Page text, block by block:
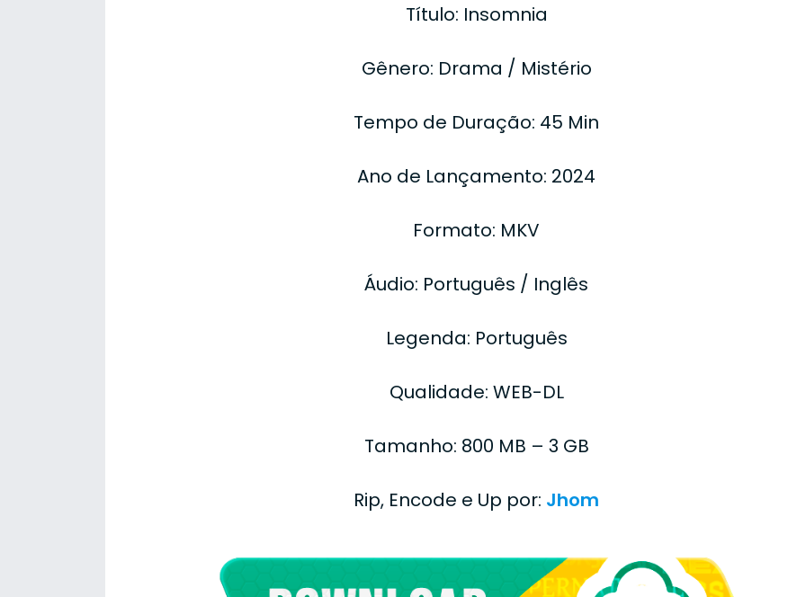
Título: Insomnia
Gênero: Drama / Mistério
Tempo de Duração: 45 Min
Ano de Lançamento: 2024
Formato: MKV
Áudio: Português / Inglês
Legenda: Português
Qualidade: WEB-DL
Tamanho: 800 MB – 3 GB
Rip, Encode e Up por: Jhom